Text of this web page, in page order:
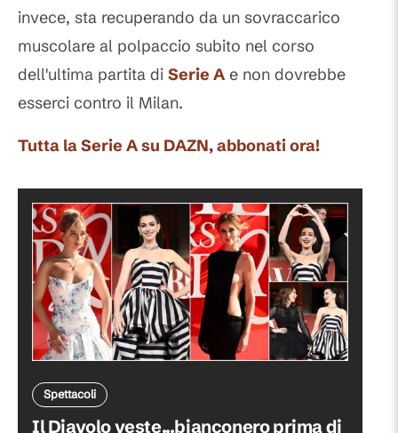
invece, sta recuperando da un sovraccarico
muscolare al polpaccio subito nel corso
dell'ultima partita di Serie A e non dovrebbe
esserci contro il Milan.
Tutta la Serie A su DAZN, abbonati ora!
Spettacoli
Il Diavolo veste...bianconero prima di